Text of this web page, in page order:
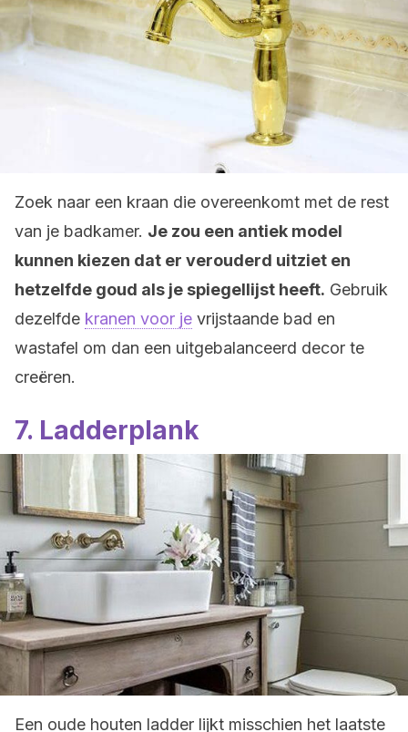
Zoek naar een kraan die overeenkomt met de rest
van je badkamer. Je zou een antiek model
kunnen kiezen dat er verouderd uitziet en
hetzelfde goud als je spiegellijst heeft. Gebruik
dezelfde kranen voor je vrijstaande bad en
wastafel om dan een uitgebalanceerd decor te
creëren.
7. Ladderplank
Een oude houten ladder lijkt misschien het laatste